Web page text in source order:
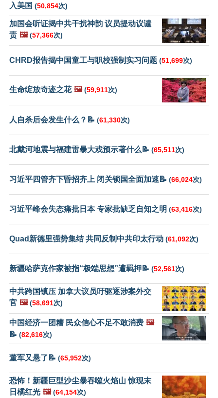
入美国 (50,854次)
加国会听证揭中共干扰神韵 议员提动议谴
责 🖼️ (57,366次)
CHRD报告揭中国童工与职校强制实习问题 (51,699次)
生命绽放奇迹之花 🖼️ (59,911次)
人自杀后会发生什么？📝 (61,330次)
北戴河地震与福建雷暴大戏预示著什么📝 (65,511次)
习近平四管齐下昏招齐上 闭关锁国全面加速📝 (66,024次)
习近平峰会失态痛批日本 专家批缺乏自知之明 (63,416次)
Quad新德里强势集结 共同反制中共印太行动 (61,092次)
新疆哈萨克作家被指“极端思想”遭羁押📝 (52,561次)
中共跨国镇压 加拿大议员吁驱逐涉案外交
官 🖼️ (58,691次)
中国经济一团糟 民众信心不足不敢消费 🖼️
📝 (82,616次)
董军又悬了📝 (65,952次)
恐怖！新疆巨型沙尘暴吞噬火焰山 惊现末
日橘红光 🖼️ (64,154次)